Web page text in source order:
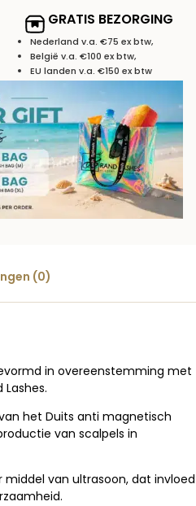
GRATIS BEZORGING
Nederland v.a. €75 ex btw,
België v.a. €100 ex btw,
EU landen v.a. €150 ex btw
(0)
in overeenstemming met
het Duits anti magnetisch
van scalpels in
middel van ultrasoon, dat invloed